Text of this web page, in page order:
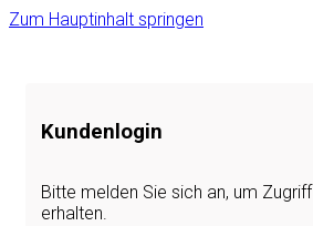
Zum Hauptinhalt springen
Kundenlogin
Bitte melden Sie sich an, um
erhalten.